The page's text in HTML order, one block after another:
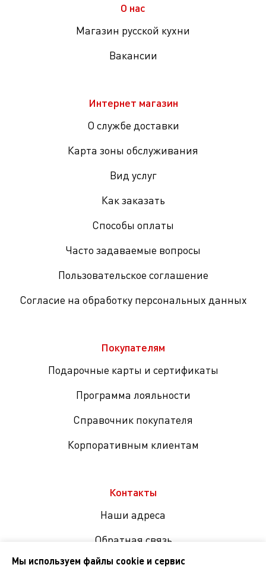
О нас
Магазин русской кухни
Вакансии
Интернет магазин
О службе доставки
Карта зоны обслуживания
Вид услуг
Как заказать
Способы оплаты
Часто задаваемые вопросы
Пользовательское соглашение
Согласие на обработку персональных данных
Покупателям
Подарочные карты и сертификаты
Программа лояльности
Справочник покупателя
Корпоративным клиентам
Контакты
Наши адреса
Обратная связь
Мы используем файлы cookie и сервис